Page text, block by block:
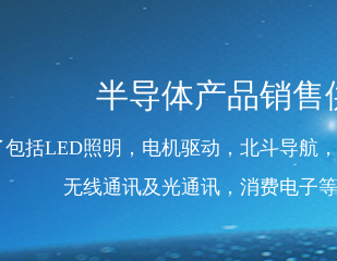
半导体产品销售
括LED照明，电机驱动，北斗导航
无线通讯及光通讯，消费电子